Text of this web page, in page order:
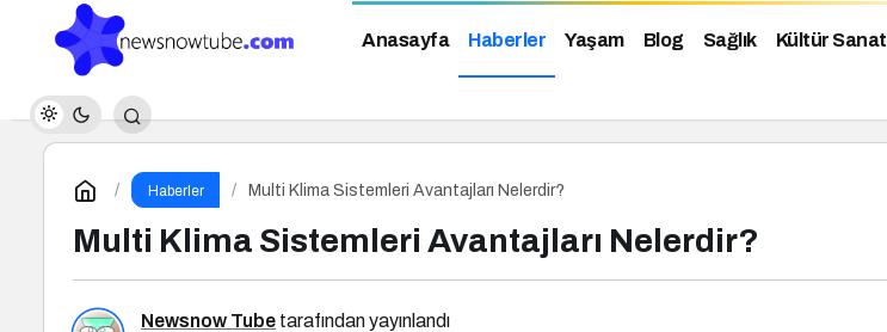
Anasayfa Haberler Yaşam Blog Sağlık Kültür Sanat
Haberler Multi Klima Sistemleri Avantajları Nelerdir?
Multi Klima Sistemleri Avantajları Nelerdir?
Newsnow Tube tarafından yayınlandı